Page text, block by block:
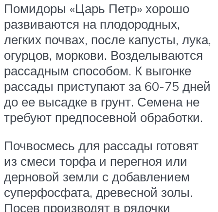
Помидоры «Царь Петр» хорошо
развиваются на плодородных,
легких почвах, после капусты, лука,
огурцов, моркови. Возделываются
рассадным способом. К выгонке
рассады приступают за 60-75 дней
до ее высадке в грунт. Семена не
требуют предпосевной обработки.
Почвосмесь для рассады готовят
из смеси торфа и перегноя или
дерновой земли с добавлением
суперфосфата, древесной золы.
Посев производят в рядочки